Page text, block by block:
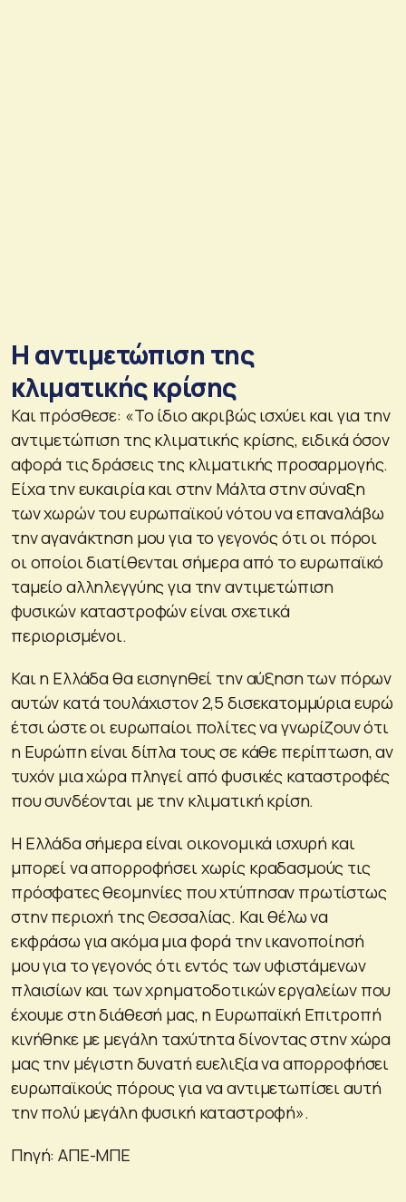
Η αντιμετώπιση της
κλιματικής κρίσης
Και πρόσθεσε: «Το ίδιο ακριβώς ισχύει και για την
αντιμετώπιση της κλιματικής κρίσης, ειδικά όσον
αφορά τις δράσεις της κλιματικής προσαρμογής.
Είχα την ευκαιρία και στην Μάλτα στην σύναξη
των χωρών του ευρωπαϊκού νότου να επαναλάβω
την αγανάκτηση μου για το γεγονός ότι οι πόροι
οι οποίοι διατίθενται σήμερα από το ευρωπαϊκό
ταμείο αλληλεγγύης για την αντιμετώπιση
φυσικών καταστροφών είναι σχετικά
περιορισμένοι.
Και η Ελλάδα θα εισηγηθεί την αύξηση των πόρων
αυτών κατά τουλάχιστον 2,5 δισεκατομμύρια ευρώ
έτσι ώστε οι ευρωπαίοι πολίτες να γνωρίζουν ότι
η Ευρώπη είναι δίπλα τους σε κάθε περίπτωση, αν
τυχόν μια χώρα πληγεί από φυσικές καταστροφές
που συνδέονται με την κλιματική κρίση.
Η Ελλάδα σήμερα είναι οικονομικά ισχυρή και
μπορεί να απορροφήσει χωρίς κραδασμούς τις
πρόσφατες θεομηνίες που χτύπησαν πρωτίστως
στην περιοχή της Θεσσαλίας. Και θέλω να
εκφράσω για ακόμα μια φορά την ικανοποίησή
μου για το γεγονός ότι εντός των υφιστάμενων
πλαισίων και των χρηματοδοτικών εργαλείων που
έχουμε στη διάθεσή μας, η Ευρωπαϊκή Επιτροπή
κινήθηκε με μεγάλη ταχύτητα δίνοντας στην χώρα
μας την μέγιστη δυνατή ευελιξία να απορροφήσει
ευρωπαϊκούς πόρους για να αντιμετωπίσει αυτή
την πολύ μεγάλη φυσική καταστροφή».
Πηγή: ΑΠΕ-ΜΠΕ